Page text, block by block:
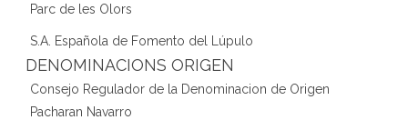
Parc de les Olors
S.A. Española de Fomento del Lúpulo
DENOMINACIONS ORIGEN
Consejo Regulador de la Denominacion de Origen
Pacharan Navarro